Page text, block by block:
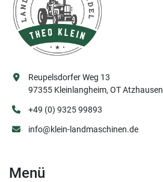
Reupelsdorfer Weg 13
97355 Kleinlangheim, OT Atzhausen
+49 (0) 9325 99893
info@klein-landmaschinen.de
Menü